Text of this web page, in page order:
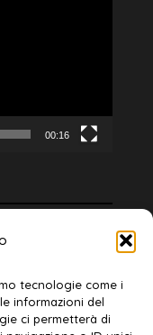
tecnologie come i
informazioni del
ci permetterà di
00:16